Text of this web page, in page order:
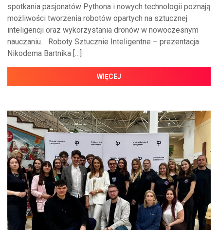
spotkania pasjonatów Pythona i nowych technologii poznają
możliwości tworzenia robotów opartych na sztucznej
inteligencji oraz wykorzystania dronów w nowoczesnym
nauczaniu. Roboty Sztucznie Inteligentne – prezentacja
Nikodema Bartnika […]
WIĘCEJ